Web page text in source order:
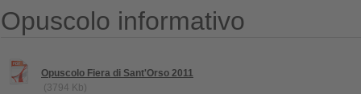
Opuscolo informativo
Opuscolo Fiera di Sant'Orso 2011
(3794 Kb)